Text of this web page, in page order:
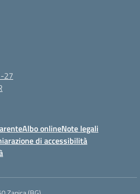
27
Albo onlineNote legali
di accessibilità